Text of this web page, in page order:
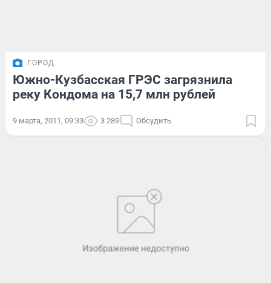
ГОРОД
Южно-Кузбасская ГРЭС загрязнила
реку Кондома на 15,7 млн рублей
9 марта, 2011, 09:33 3 289 Обсудить